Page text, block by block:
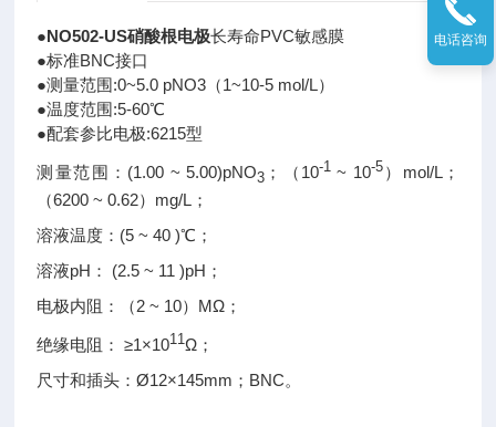
●NO502-US硝酸根电极长寿命PVC敏感膜
●标准BNC接口
●测量范围:0~5.0 pNO3（1~10-5 mol/L）
●温度范围:5-60℃
●配套参比电极:6215型
测量范围：(1.00 ~ 5.00)pNO3 ；（10-1 ~ 10-5）mol/L；
（6200 ~ 0.62）mg/L；
溶液温度：(5 ~ 40 )℃；
溶液pH： (2.5 ~ 11 )pH；
电极内阻：（2 ~ 10）MΩ；
绝缘电阻： ≥1×1011Ω；
尺寸和插头：Ø12×145mm；BNC。
电话咨询